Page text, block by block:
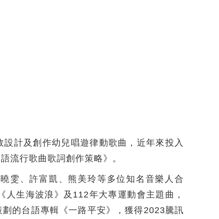
計及創作幼兒唱遊律動歌曲，近年來投入
流行歌曲歌詞創作策略》。
雯、許富凱、熊美玲等多位知名音樂人合
生海波浪》及112年大專運動會主題曲，
的台語專輯《一路平安》，獲得2023騰訊